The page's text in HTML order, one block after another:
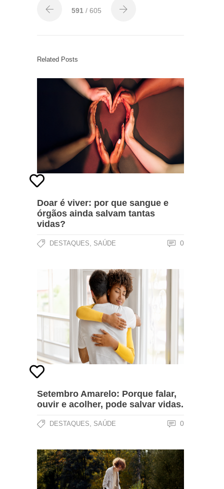
591 / 605
Related Posts
Doar é viver: por que sangue e
órgãos ainda salvam tantas
vidas?
DESTAQUES SAÚDE 0
Setembro Amarelo: Porque falar,
ouvir e acolher, pode salvar vidas.
DESTAQUES SAÚDE 0